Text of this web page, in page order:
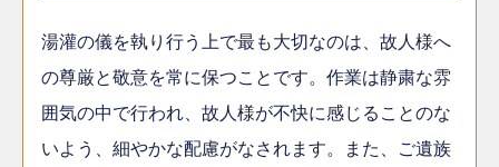
湯灌の儀を執り行う上で最も大切なのは、故人様へ
の尊厳と敬意を常に保つことです。作業は静粛な雰
囲気の中で行われ、故人様が不快に感じることのな
いよう、細やかな配慮がなされます。また、ご遺族